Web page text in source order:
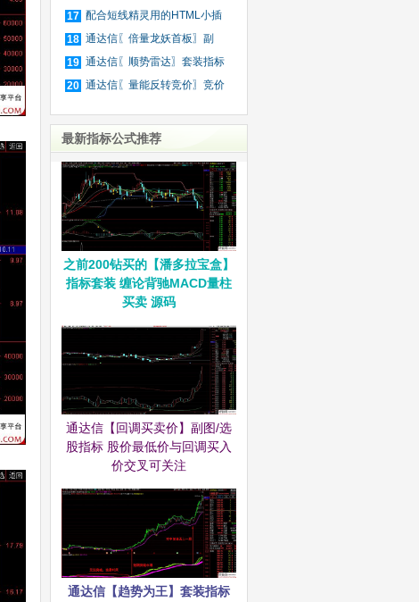
抓
17 配合短线精灵用的HTML小插
件
18 通达信〖倍量龙妖首板〗副
图/
19 通达信〖顺势雷达〗套装指标
20 通达信〖量能反转竞价〗竞价
最新指标公式推荐
之前200钻买的【潘多拉宝盒】
指标套装 缠论背驰MACD量柱
买卖 源码
通达信【回调买卖价】副图/选
股指标 股价最低价与回调买入
价交叉可关注
通达信【趋势为王】套装指标